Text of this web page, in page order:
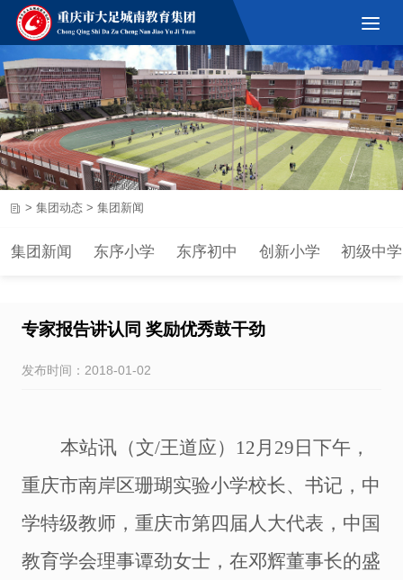
集团新闻 东序小学 东序初中 创新小学 初级中学
> 集团动态> 集团新闻
专家报告讲认同 奖励优秀鼓干劲
发布时间：2018-01-02
本站讯（文/王道应） 12月 29 日下午，
重庆市南岸区珊瑚实验小学校长、书记，中
学特级教师，重庆市第四届人大代表，中国
教育学会理事谭劲女士，在邓辉董事长的盛